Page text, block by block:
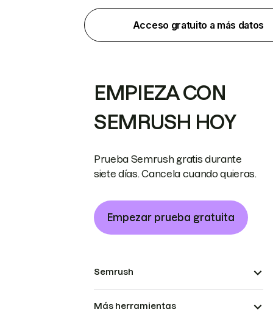
Acceso gratuito a más datos
EMPIEZA CON
SEMRUSH HOY
Prueba Semrush gratis durante
siete días. Cancela cuando quieras.
Empezar prueba gratuita
Semrush
Más herramientas